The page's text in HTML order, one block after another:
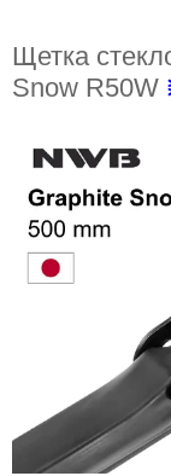
Щетка
Snow R50W